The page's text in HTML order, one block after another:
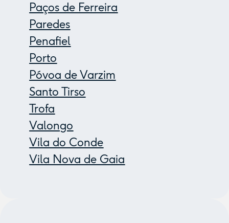
Paços de Ferreira
Paredes
Penafiel
Porto
Póvoa de Varzim
Santo Tirso
Trofa
Valongo
Vila do Conde
Vila Nova de Gaia